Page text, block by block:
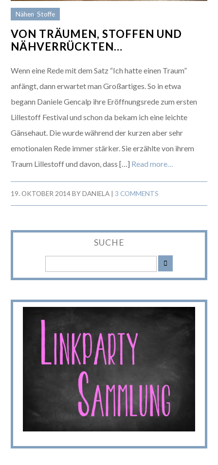
Nähen,Stoffe
VON TRÄUMEN, STOFFEN UND
NÄHVERRÜCKTEN…
Wenn eine Rede mit dem Satz “Ich hatte einen Traum”
anfängt, dann erwartet man Großartiges. So in etwa
begann Daniele Gencalp ihre Eröffnungsrede zum ersten
Lillestoff Festival und schon da bekam ich eine leichte
Gänsehaut. Die wurde während der kurzen aber sehr
emotionalen Rede immer stärker. Sie erzählte von ihrem
Traum Lillestoff und davon, dass […] Read more…
19. OKTOBER 2014BYDANIELA |3 COMMENTS
SUCHE